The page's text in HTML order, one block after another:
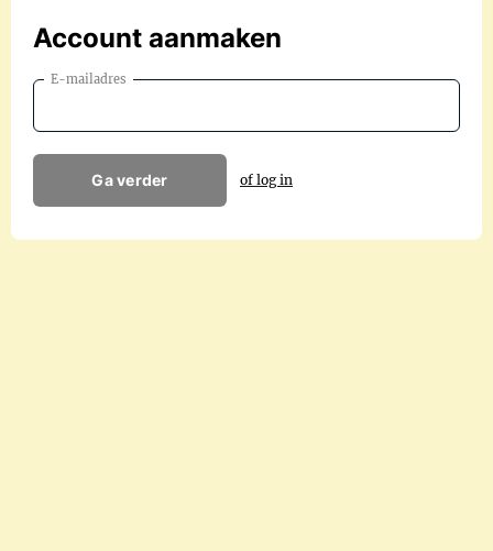
Account aanmaken
E-mailadres
Ga verder of log in